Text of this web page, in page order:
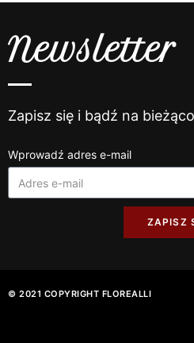
Newsletter
Zapisz się i bądź na
Wprowadź adres e-mail
ZAPISZ
© 2021 COPYRIGHT FLOREALLI